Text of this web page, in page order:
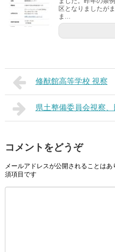
区となりましたが
ま...
修猷館高等学校 視察
県土整備委員会視察
コメントをどうぞ
メールアドレスが公開されることはあ
須項目です